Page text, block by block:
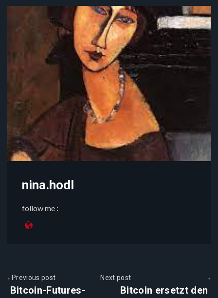
nina.hodl
follow me :
Previous post
Bitcoin-Futures-
Next post
Bitcoin ersetzt den